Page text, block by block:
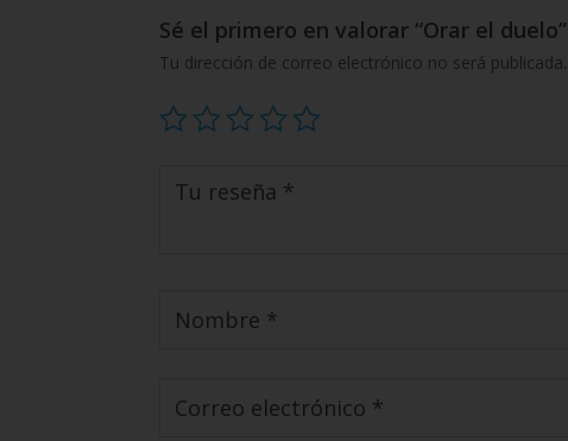
Sé el primero en valorar “Orar el duelo”
Tu dirección de correo electrónico no será publicada.